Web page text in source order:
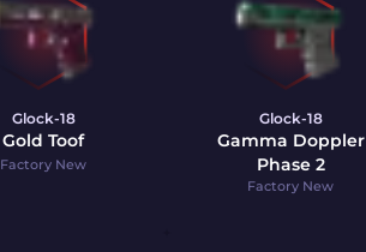
Glock-18
Gold Toof
Factory New
Glock-18
Gamma Doppler
Phase 2
Factory New